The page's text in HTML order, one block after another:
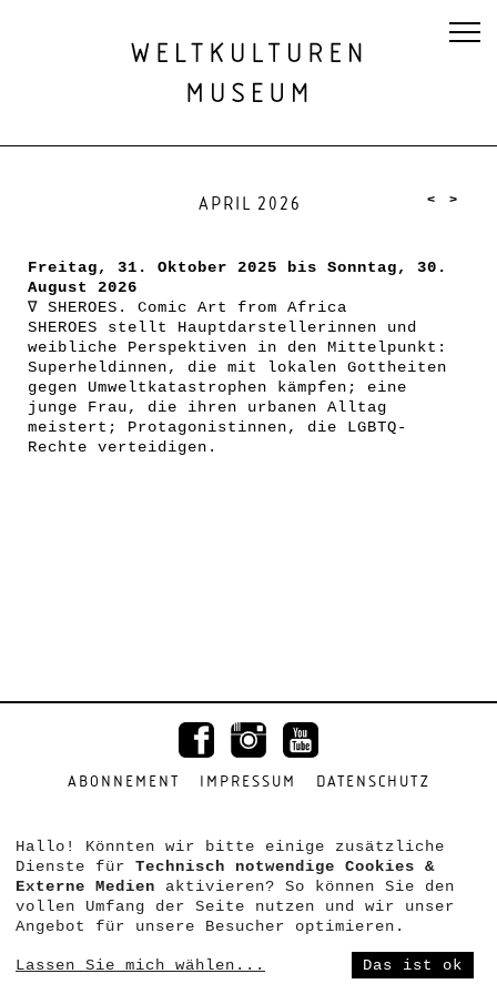
APRIL 2026 < >
Freitag, 31. Oktober 2025 bis Sonntag, 30.
August 2026
∇ SHEROES. Comic Art from Africa
SHEROES stellt Hauptdarstellerinnen und
weibliche Perspektiven in den Mittelpunkt:
Superheldinnen, die mit lokalen Gottheiten
gegen Umweltkatastrophen kämpfen; eine
junge Frau, die ihren urbanen Alltag
meistert; Protagonistinnen, die LGBTQ-
Rechte verteidigen.
ABONNEMENT IMPRESSUM DATENSCHUTZ
Hallo! Könnten wir bitte einige zusätzliche
Dienste für Technisch notwendige Cookies &
Externe Medien aktivieren? So können Sie den
vollen Umfang der Seite nutzen und wir unser
Angebot für unsere Besucher optimieren.
Lassen Sie mich wählen ... Das ist ok